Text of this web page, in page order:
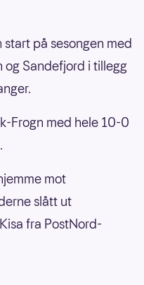
på sesongen med
Sandefjord i tillegg
Frogn med hele 10-0
mot
slått ut
fra PostNord-